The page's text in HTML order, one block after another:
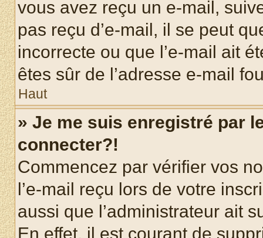
vous avez reçu un e-mail,
pas reçu d’e-mail, il se peut
incorrecte ou que l’e-mail ait
êtes sûr de l’adresse e-mail
Haut
» Je me suis enregistré par
connecter?!
Commencez par vérifier vos
l’e-mail reçu lors de votre
aussi que l’administrateur ait
En effet, il est courant de